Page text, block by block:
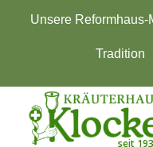
Unsere
Tradition